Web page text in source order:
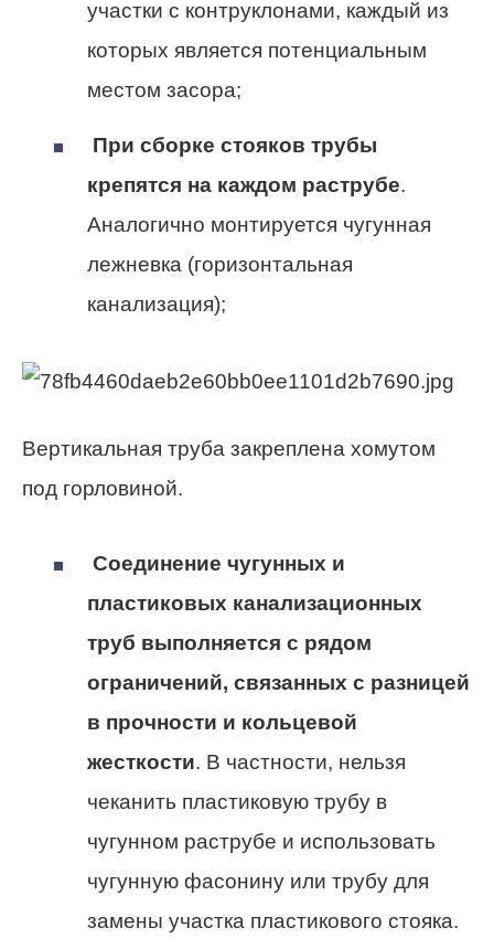
участки с контруклонами, каждый из
которых является потенциальным
местом засора;
При сборке стояков трубы
крепятся на каждом раструбе.
Аналогично монтируется чугунная
лежневка (горизонтальная
канализация);
Вертикальная труба закреплена хомутом
под горловиной.
Соединение чугунных и
пластиковых канализационных
труб выполняется с рядом
ограничений, связанных с разницей
в прочности и кольцевой
жесткости. В частности, нельзя
чеканить пластиковую трубу в
чугунном раструбе и использовать
чугунную фасонину или трубу для
замены участка пластикового стояка.